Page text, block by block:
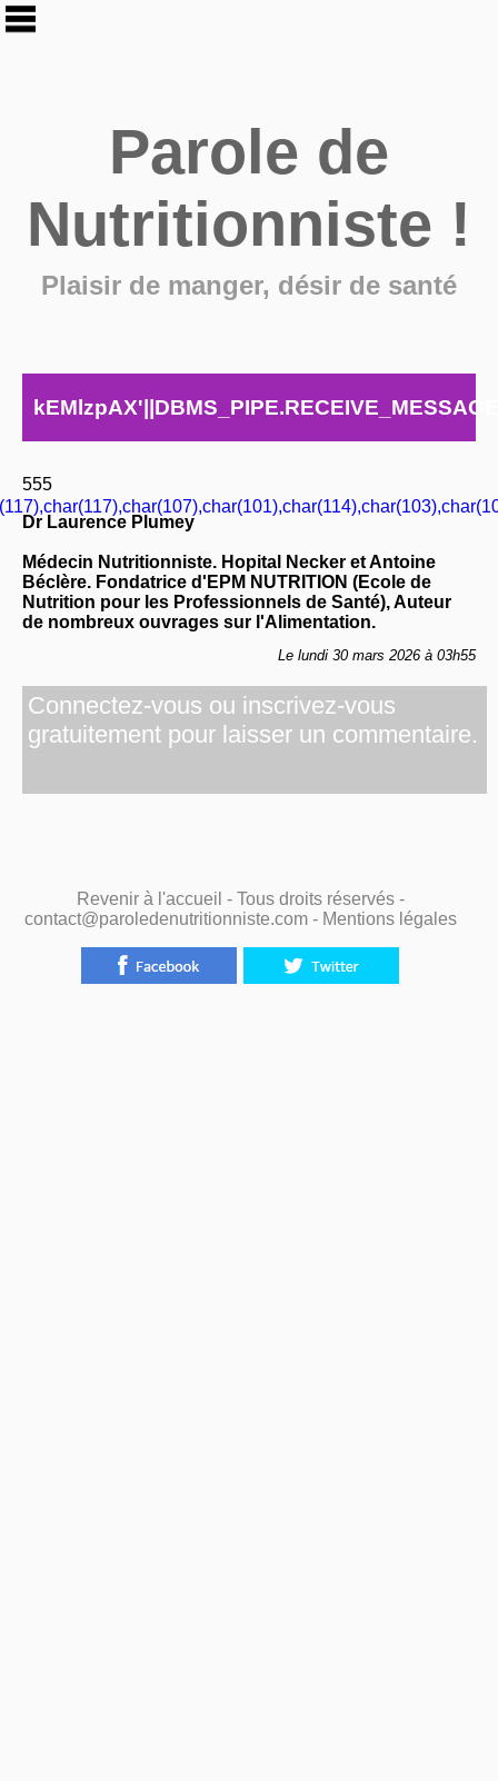
Parole de
Nutritionniste !
Plaisir de manger, désir de santé
555
Dr Laurence Plumey
Médecin Nutritionniste. Hopital Necker et Antoine
Béclère. Fondatrice d'EPM NUTRITION (Ecole de
Nutrition pour les Professionnels de Santé), Auteur
de nombreux ouvrages sur l'Alimentation.
Le lundi 30 mars 2026 à 03h55
Connectez-vous ou inscrivez-vous
gratuitement pour laisser un commentaire.
Revenir à l'accueil - Tous droits réservés -
contact@paroledenutritionniste.com - Mentions légales